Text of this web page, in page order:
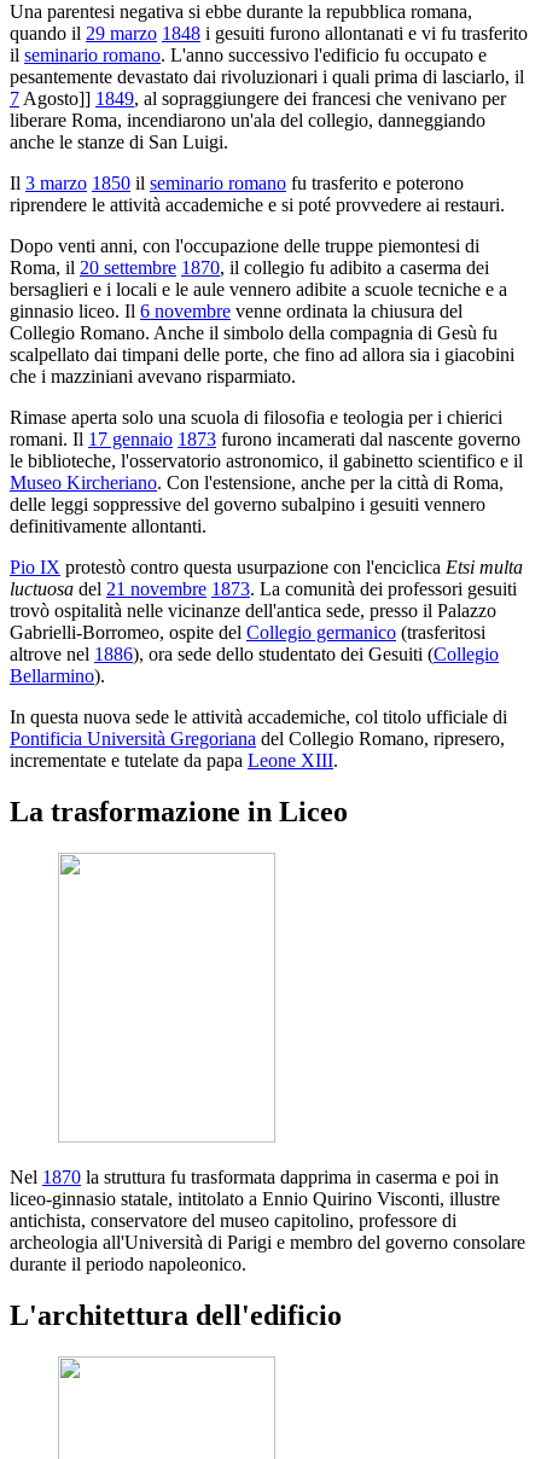
Una parentesi negativa si ebbe durante la repubblica romana,
quando il 29 marzo 1848 i gesuiti furono allontanati e vi fu trasferito
il seminario romano. L'anno successivo l'edificio fu occupato e
pesantemente devastato dai rivoluzionari i quali prima di lasciarlo, il
7 Agosto]] 1849, al sopraggiungere dei francesi che venivano per
liberare Roma, incendiarono un'ala del collegio, danneggiando
anche le stanze di San Luigi.
Il 3 marzo 1850 il seminario romano fu trasferito e poterono
riprendere le attività accademiche e si poté provvedere ai restauri.
Dopo venti anni, con l'occupazione delle truppe piemontesi di
Roma, il 20 settembre 1870, il collegio fu adibito a caserma dei
bersaglieri e i locali e le aule vennero adibite a scuole tecniche e a
ginnasio liceo. Il 6 novembre venne ordinata la chiusura del
Collegio Romano. Anche il simbolo della compagnia di Gesù fu
scalpellato dai timpani delle porte, che fino ad allora sia i giacobini
che i mazziniani avevano risparmiato.
Rimase aperta solo una scuola di filosofia e teologia per i chierici
romani. Il 17 gennaio 1873 furono incamerati dal nascente governo
le biblioteche, l'osservatorio astronomico, il gabinetto scientifico e il
Museo Kircheriano. Con l'estensione, anche per la città di Roma,
delle leggi soppressive del governo subalpino i gesuiti vennero
definitivamente allontanti.
Pio IX protestò contro questa usurpazione con l'enciclica Etsi multa
luctuosa del 21 novembre 1873. La comunità dei professori gesuiti
trovò ospitalità nelle vicinanze dell'antica sede, presso il Palazzo
Gabrielli-Borromeo, ospite del Collegio germanico (trasferitosi
altrove nel 1886), ora sede dello studentato dei Gesuiti (Collegio
Bellarmino).
In questa nuova sede le attività accademiche, col titolo ufficiale di
Pontificia Università Gregoriana del Collegio Romano, ripresero,
incrementate e tutelate da papa Leone XIII.
La trasformazione in Liceo
Nel 1870 la struttura fu trasformata dapprima in caserma e poi in
liceo-ginnasio statale, intitolato a Ennio Quirino Visconti, illustre
antichista, conservatore del museo capitolino, professore di
archeologia all'Università di Parigi e membro del governo consolare
durante il periodo napoleonico.
L'architettura dell'edificio